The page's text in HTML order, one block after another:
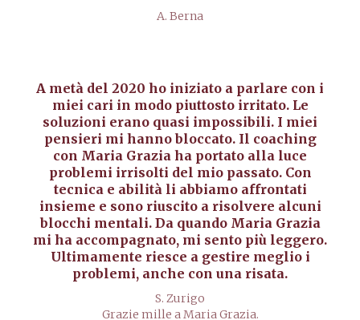
A. Berna
A metà del 2020 ho iniziato a parlare con i
miei cari in modo piuttosto irritato. Le
soluzioni erano quasi impossibili. I miei
pensieri mi hanno bloccato. Il coaching
con Maria Grazia ha portato alla luce
problemi irrisolti del mio passato. Con
tecnica e abilità li abbiamo affrontati
insieme e sono riuscito a risolvere alcuni
blocchi mentali. Da quando Maria Grazia
mi ha accompagnato, mi sento più leggero.
Ultimamente riesce a gestire meglio i
problemi, anche con una risata.
S. Zurigo
Grazie mille a Maria Grazia.